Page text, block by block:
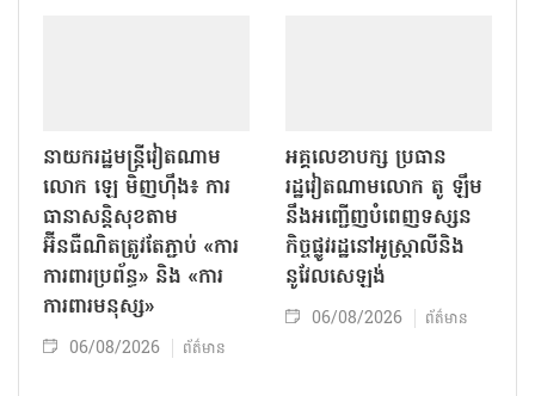
នាយករដ្ឋមន្ត្រីវៀតណាម
លោក ឡេ មិញហ៊ឹង៖ ការ
ធានាសន្តិសុខតាម
អ៊ីនធឺណិតត្រូវតែភ្ជាប់ «ការ
ការពារប្រព័ន្ធ» និង «ការ
ការពារមនុស្ស»
06/08/2026 ព័ត៌មាន
អគ្គលេខាបក្ស ប្រធាន
រដ្ឋវៀតណាមលោក តូ ឡឹម
នឹងអញ្ជើញបំពេញទស្សន
កិច្ចផ្លូវរដ្ឋនៅអូស្ត្រាលីនិង
នូវែលសេឡង់
06/08/2026 ព័ត៌មាន